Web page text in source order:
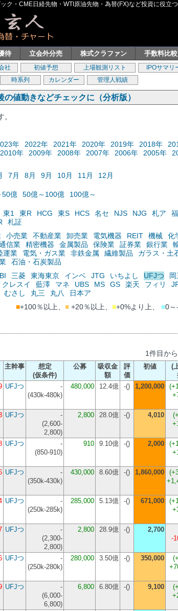
ク・CME日経先物・WTI原油先物・為替(FX)など投資に役立
待 立会外分売 株式クラファン 手数料比較
社 初値予想 上場観測リスト
IPOサマリ
時系列 カレンダー 管理人戦績
の値動きなどチェックに（分析版）
年 2022年 2021年 2020年 2019年 2018年
2010年 2009年 2008年 2007年 2006年 2005年
7月 8月 9月 10月 11月 12月
50億 50億～100億 100億～
東1 東R HCG 東S HCS 名セ NJS NJG 札ア
札証
小売業 不動産業 卸売業 電気機器 REIT 機械 化
信業 精密機器 金属製品 保険業 証券業 銀行業
運業 電気・ガス業 非鉄金属 繊維製品 ガラス・土
石油・石炭製品
三菱 東海東京 インベ JTG いちよし UFJつ 岡
クレスイ 藍澤 マネ UBS MS GS 楽天 フィリ
むさし 丸三 丸八
日本ア
■+100％以上、 ■+20％以上、 ■+0%より上、 ■0～
1件目か
主幹事
想定
(仮条件)
公募
吸収金
額
評
価
初値
(
UFJつ
-
(430k-480k)
480,000 12.4億 -() 1,200,000
UFJつ
-
(2,600-
2,800)
2,800 28.0億 -() 4,010
UFJつ
-
(850-910)
910 9.10億 -() 2,000
UFJつ
-
(350k-430k)
430,000 8.60億 -() 1,860,000
UFJつ
-
(250k-285k)
285,000 5.13億 -() 671,000
UFJつ
-
(2,300-
2,800)
2,800 28.9億 -() 2,700
-
UFJつ
-
(250k-280k)
280,000 3.50億 -() 350,000
UFJつ
-
(6,000-
6,800)
6,800 6.80億 -() 9,100